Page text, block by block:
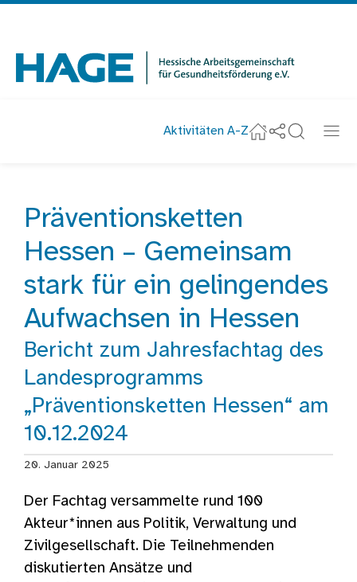
überspringen
Aktivitäten A-Z
Startseite
Social-Media
Suche
StartseiteAktuelles Präventionsketten Hessen – Gemeinsam
nachricht
Präventionsketten
Hessen – Gemeinsam
stark für ein gelingendes
Aufwachsen in Hessen
Bericht zum Jahresfachtag des
Landesprogramms
„Präventionsketten Hessen“ am
10.12.2024
20. Januar 2025
Der Fachtag versammelte rund 100
Akteur*innen aus Politik, Verwaltung und
Zivilgesellschaft. Die Teilnehmenden
diskutierten Ansätze und